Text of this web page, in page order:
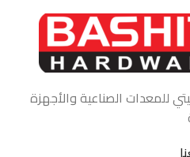
للمعدات الصناعية والأجهزة